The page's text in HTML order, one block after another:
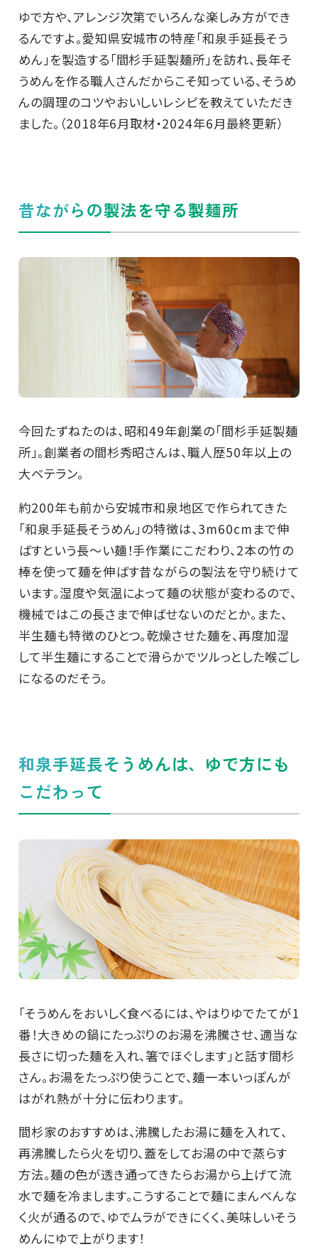
ゆで方や、アレンジ次第でいろんな楽しみ方ができ
るんですよ。愛知県安城市の特産「和泉手延長そう
めん」を製造する「間杉手延製麺所」を訪れ、長年そ
うめんを作る職人さんだからこそ知っている、そうめ
んの調理のコツやおいしいレシピを教えていただき
ました。（2018年6月取材・2024年6月最終更新）
昔ながらの製法を守る製麺所
今回たずねたのは、昭和49年創業の「間杉手延製麺
所」。創業者の間杉秀昭さんは、職人歴50年以上の
大ベテラン。
約200年も前から安城市和泉地区で作られてきた
「和泉手延長そうめん」の特徴は、3m60cmまで伸
ばすという長～い麺！手作業にこだわり、2本の竹の
棒を使って麺を伸ばす昔ながらの製法を守り続けて
います。湿度や気温によって麺の状態が変わるので、
機械ではこの長さまで伸ばせないのだとか。また、
半生麺も特徴のひとつ。乾燥させた麺を、再度加湿
して半生麺にすることで滑らかでツルっとした喉ごし
になるのだそう。
和泉手延長そうめんは、ゆで方にも
こだわって
「そうめんをおいしく食べるには、やはりゆでたてが1
番！大きめの鍋にたっぷりのお湯を沸騰させ、適当な
長さに切った麺を入れ、箸でほぐします」と話す間杉
さん。お湯をたっぷり使うことで、麺一本いっぽんが
はがれ熱が十分に伝わります。
間杉家のおすすめは、沸騰したお湯に麺を入れて、
再沸騰したら火を切り、蓋をしてお湯の中で蒸らす
方法。麺の色が透き通ってきたらお湯から上げて流
水で麺を冷まします。こうすることで麺にまんべんな
く火が通るので、ゆでムラができにくく、美味しいそう
めんにゆで上がります！